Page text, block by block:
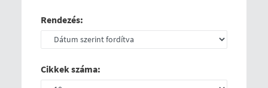
Rendezés:
Cikkek száma: